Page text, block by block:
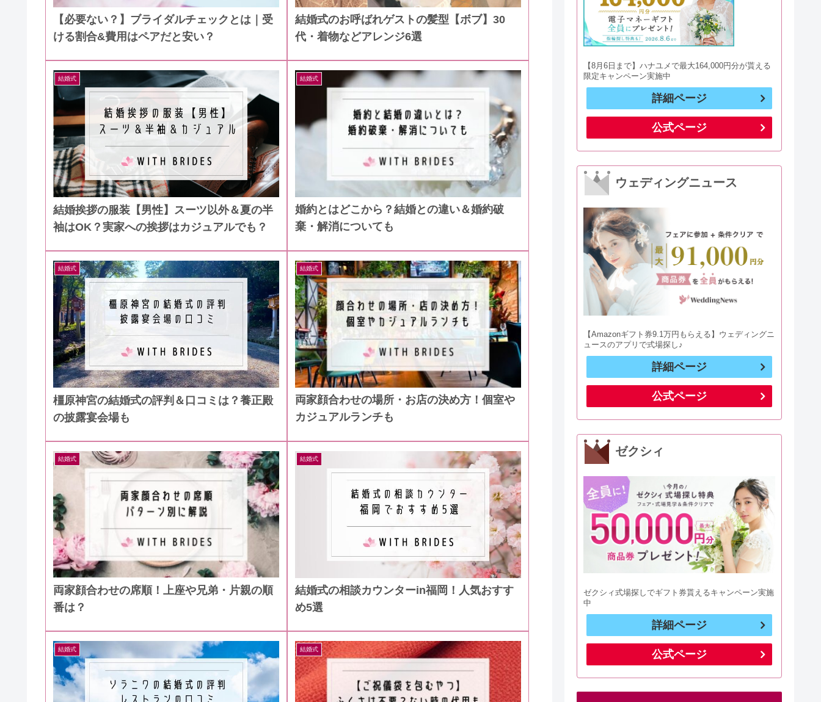
【必要ない？】ブライダルチェックとは｜受
ける割合&費用はペアだと安い？
結婚式のお呼ばれゲストの髪型【ボブ】30
代・着物などアレンジ6選
結婚式
結婚挨拶の服装【男性】スーツ以外＆夏の半
袖はOK？実家への挨拶はカジュアルでも？
結婚式
婚約とはどこから？結婚との違い＆婚約破
棄・解消についても
結婚式
橿原神宮の結婚式の評判＆口コミは？養正殿
の披露宴会場も
結婚式
両家顔合わせの場所・お店の決め方！個室や
カジュアルランチも
結婚式
両家顔合わせの席順！上座や兄弟・片親の順
番は？
結婚式
結婚式の相談カウンターin福岡！人気おすす
め5選
結婚式 結婚式
【8月6日まで】ハナユメで最大164,000円分が貰える
限定キャンペーン実施中
詳細ページ
公式ページ
ウェディングニュース
【Amazonギフト券9.1万円もらえる】ウェディングニ
ュースのアプリで式場探し♪
詳細ページ
公式ページ
ゼクシィ
ゼクシィ式場探しでギフト券貰えるキャンペーン実施
中
詳細ページ
公式ページ